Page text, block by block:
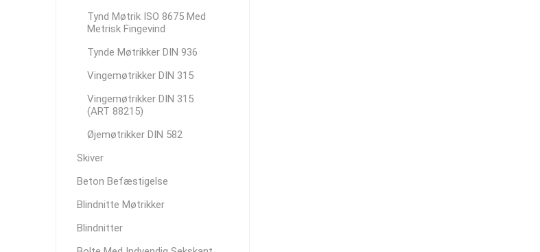
Tynd Møtrik ISO 8675 Med
Metrisk Fingevind
Tynde Møtrikker DIN 936
Vingemøtrikker DIN 315
Vingemøtrikker DIN 315
(ART 88215)
Øjemøtrikker DIN 582
Skiver
Beton Befæstigelse
Blindnitte Møtrikker
Blindnitter